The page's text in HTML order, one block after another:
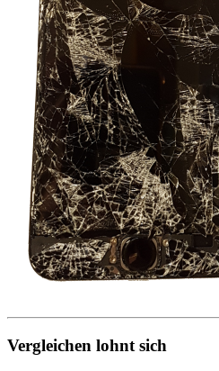
Vergleichen lohnt sich